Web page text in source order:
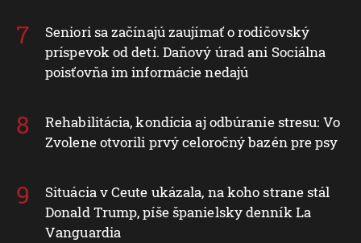
Seniori sa začínajú zaujímať o rodičovský
príspevok od detí. Daňový úrad ani Sociálna
poisťovňa im informácie nedajú
Rehabilitácia, kondícia aj odbúranie stresu: Vo
Zvolene otvorili prvý celoročný bazén pre psy
Situácia v Ceute ukázala, na koho strane stál
Donald Trump, píše španielsky denník La
Vanguardia